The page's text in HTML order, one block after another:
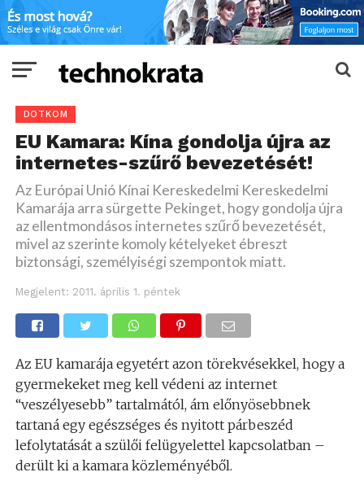
DOTKOM
EU Kamara: Kína gondolja újra az
internetes-szűrő bevezetését!
Az Európai Unió Kínai Kereskedelmi Kereskedelmi
Kamarája arra sürgette Pekinget, hogy gondolja újra
az ellentmondásos internetes szűrő bevezetését,
mivel az szerinte komoly kételyeket ébreszt
biztonsági, személyiségi szempontok miatt.
Megjelent: 2011. április 1. péntek
Az EU kamarája egyetért azon törekvésekkel, hogy a
gyermekeket meg kell védeni az internet
“veszélyesebb” tartalmától, ám előnyösebbnek
tartaná egy egészséges és nyitott párbeszéd
lefolytatását a szülői felügyelettel kapcsolatban –
derült ki a kamara közleményéből.